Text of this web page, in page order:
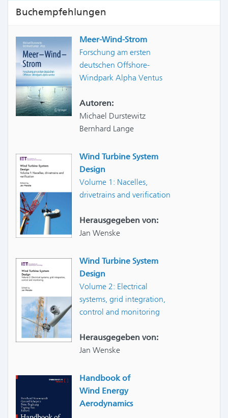
Buchempfehlungen
Meer-Wind-Strom
Forschung am ersten
deutschen Offshore-
Windpark Alpha Ventus
Autoren:
Michael Durstewitz
Bernhard Lange
Wind Turbine System
Design
Volume 1: Nacelles,
drivetrains and verification
Herausgegeben von:
Jan Wenske
Wind Turbine System
Design
Volume 2: Electrical
systems, grid integration,
control and monitoring
Herausgegeben von:
Jan Wenske
Handbook of
Wind Energy
Aerodynamics